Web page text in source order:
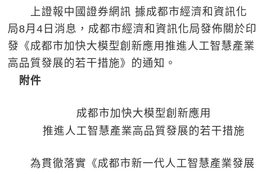
上證報中國證券網訊 據成都市經濟和資訊化
局8月4日消息，成都市經濟和資訊化局發佈關於印
發《成都市加快大模型創新應用推進人工智慧產業
高品質發展的若干措施》的通知。
附件
成都市加快大模型創新應用
推進人工智慧產業高品質發展的若干措施
為貫徹落實《成都市新一代人工智慧產業發展